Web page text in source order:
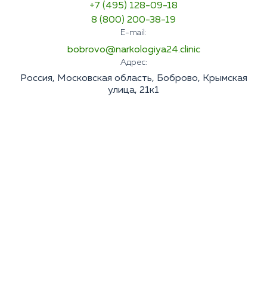
+7 (495) 128-09-18
8 (800) 200-38-19
E-mail:
bobrovo@narkologiya24.clinic
Адрес:
Россия, Московская область, Боброво, Крымская
улица, 21к1